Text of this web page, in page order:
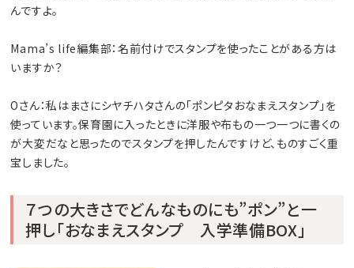
んですよ。
Mama’s life編集部：名前付けでスタンプを使ったことがある方は
いますか？
Oさん：私はまさにシヤチハタさんの「ポンピタおなまえスタンプ」を
使っています。保育園に入ったときに洋服や布もの一つ一つに書くの
が大変だなと思ったのでスタンプを押したんですけど、ものすごく重
宝しました。
７つの大きさでどんなものにも”ポン”と一
押し「おなまえスタンプ 入学準備BOX」